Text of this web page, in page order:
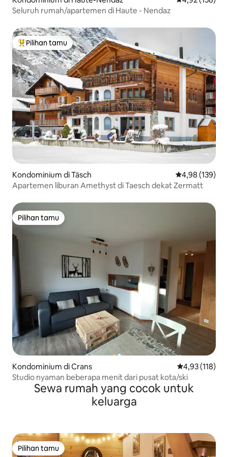
Seluruh rumah/apartemen di Haute - Nendaz
Pilihan tamu terpopuler
Pilihan tamu
Kondominium di Täsch Nilai rata-rata
4,98 (139)
Apartemen liburan Amethyst di Taesch dekat Zermatt
Pilihan tamu
Pilihan tamu
Kondominium di Crans Nilai rata-rata
4,93 (118)
Studio nyaman beberapa menit dari pusat kota/ski
Sewa rumah yang cocok untuk
keluarga
Pilihan tamu
Pilihan tamu